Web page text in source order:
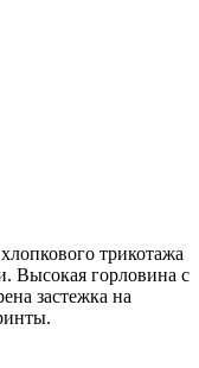
трикотажа
Высокая горловина с
застежка на